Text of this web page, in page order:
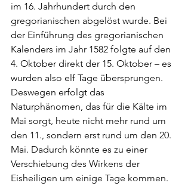
im 16. Jahrhundert durch den
gregorianischen abgelöst wurde. Bei
der Einführung des gregorianischen
Kalenders im Jahr 1582 folgte auf den
4. Oktober direkt der 15. Oktober – es
wurden also elf Tage übersprungen.
Deswegen erfolgt das
Naturphänomen, das für die Kälte im
Mai sorgt, heute nicht mehr rund um
den 11., sondern erst rund um den 20.
Mai. Dadurch könnte es zu einer
Verschiebung des Wirkens der
Eisheiligen um einige Tage kommen.